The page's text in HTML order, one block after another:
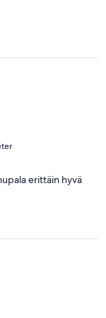
erittäin hyvä